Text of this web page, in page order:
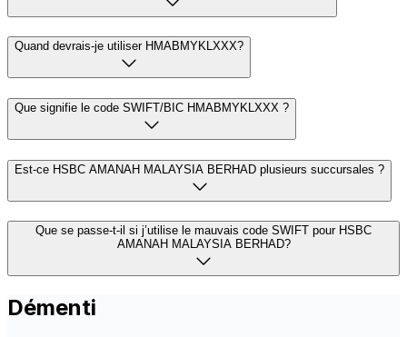
Quand devrais-je utiliser HMABMYKLXXX?
Que signifie le code SWIFT/BIC HMABMYKLXXX ?
Est-ce HSBC AMANAH MALAYSIA BERHAD plusieurs succursales ?
Que se passe-t-il si j’utilise le mauvais code SWIFT pour HSBC
AMANAH MALAYSIA BERHAD?
Démenti